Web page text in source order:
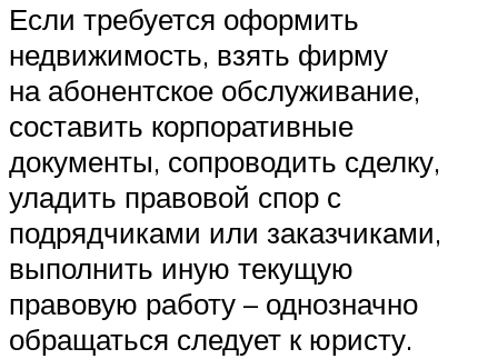
Если требуется оформить
недвижимость, взять фирму
на абонентское обслуживание,
составить корпоративные
документы, сопроводить сделку,
уладить правовой спор с
подрядчиками или заказчиками,
выполнить иную текущую
правовую работу – однозначно
обращаться следует к юристу.